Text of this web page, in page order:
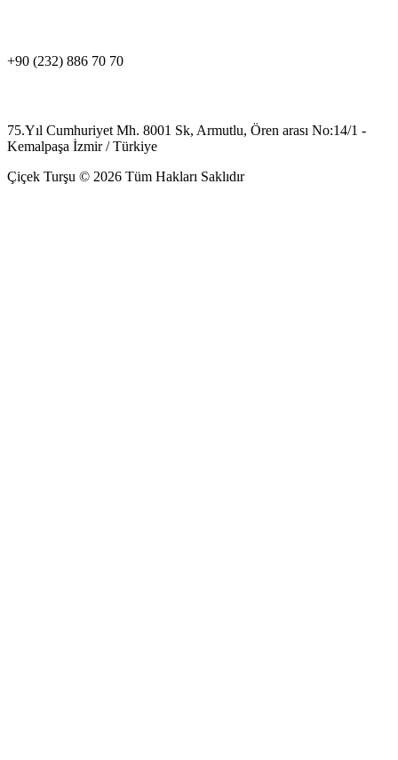
+90 (232) 886 70 70
75.Yıl Cumhuriyet Mh. 8001 Sk, Armutlu, Ören arası No:14/1 -
Kemalpaşa İzmir / Türkiye
Çiçek Turşu © 2026 Tüm Hakları Saklıdır